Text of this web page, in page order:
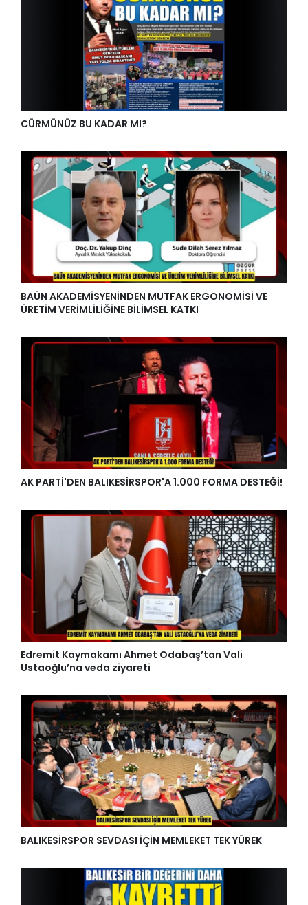
CÜRMÜNÜZ BU KADAR MI?
BAÜN AKADEMİSYENİNDEN MUTFAK ERGONOMİSİ VE
ÜRETİM VERİMLİLİĞİNE BİLİMSEL KATKI
AK PARTİ'DEN BALIKESİRSPOR'A 1.000 FORMA DESTEĞİ!
Edremit Kaymakamı Ahmet Odabaş’tan Vali
Ustaoğlu’na veda ziyareti
BALIKESİRSPOR SEVDASI İÇİN MEMLEKET TEK YÜREK